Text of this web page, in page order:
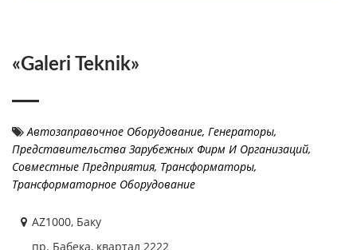
«Galeri Teknik»
Автозаправочное Оборудование, Генераторы,
Представительства Зарубежных Фирм И Организаций,
Совместные Предприятия, Трансформаторы,
Трансформаторное Оборудование
AZ1000, Баку
пр. Бабека, квартал 2222